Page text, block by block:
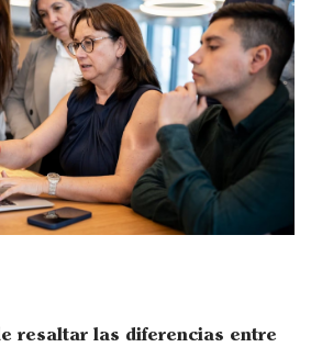
resaltar las diferencias entre